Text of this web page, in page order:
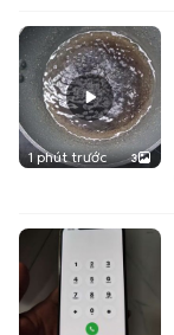
1 phút trước 3